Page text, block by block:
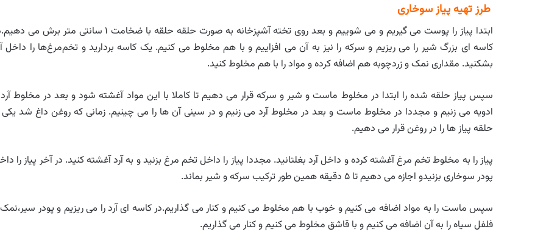
طرز تهیه پیاز سوخاری
ابتدا پیاز را پوست می گیریم و می شوییم و بعد روی تخته آشپزخانه به صورت حلقه حلقه با ضخامت ۱ سانتی متر برش
کاسه ای بزرگ شیر را می ریزیم و سرکه را نیز به آن می افزاییم و با هم مخلوط می کنیم. یک کاسه بردارید و تخم‌مرغ‌ها را داخل
بشکنید. مقداری نمک و زردچوبه هم اضافه کرده و مواد را با هم مخلوط کنید.
سپس پیاز حلقه شده را ابتدا در مخلوط ماست و شیر و سرکه قرار می دهیم تا کاملا با این مواد آغشته شود و بعد در مخلوط
ادویه می زنیم و مجددا در مخلوط ماست و بعد در مخلوط آرد می زنیم و در سینی آن ها را می چینیم. زمانی که روغن داغ شد یکی
حلقه پیاز ها را در روغن قرار می دهیم.
پیاز را به مخلوط تخم مرغ آغشته کرده و داخل آرد بغلتانید. مجددا پیاز را داخل تخم مرغ بزنید و به آرد آغشته کنید. در آخر پیاز را
پودر سوخاری بزنیدو اجازه می دهیم تا ۵ دقیقه همین طور ترکیب سرکه و شیر بماند.
سپس ماست را به مواد اضافه می کنیم و خوب با هم مخلوط می کنیم و کنار می گذاریم.در کاسه ای آرد را می ریزیم و پودر
فلفل سیاه را به آن اضافه می کنیم و با قاشق مخلوط می کنیم و کنار می گذاریم.